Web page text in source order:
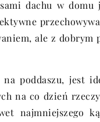
dachu w
ale z
na poddaszu, jest
na co dzień
najmniejszego